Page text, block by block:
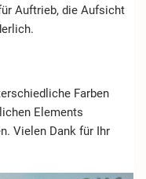
Auftrieb, die Aufsicht
Farben
Elements
Vielen Dank für Ihr